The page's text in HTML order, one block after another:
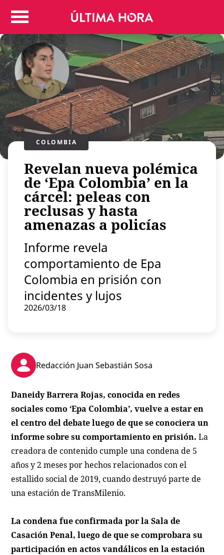
Colombia
Judicial
Politica
Regiones
Deportes
Positivas
Entretenimiento
Vida
Mundo
Virales
Tecnología
Economía
Estilo de vida
Contenido patrocinado
Instagram
COLOMBIA
Revelan nueva polémica
de ‘Epa Colombia’ en la
cárcel: peleas con
reclusas y hasta
amenazas a policías
Informe revela
comportamiento de Epa
Colombia en prisión con
incidentes y lujos
2026/03/18
Redacción Juan Sebastián Sosa
Daneidy Barrera Rojas, conocida en redes
sociales como ‘Epa Colombia’, vuelve a estar en
el centro del debate luego de que se conociera un
informe sobre su comportamiento en prisión. La
creadora de contenido cumple una condena de 5
años y 2 meses por hechos relacionados con el
estallido social de 2019, cuando destruyó parte de
una estación de TransMilenio.
La condena fue confirmada por la Sala de
Casación Penal, luego de que se comprobara su
participación en actos vandálicos en la estación